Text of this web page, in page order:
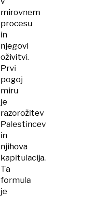
mirovnem
procesu
in
njegovi
oživitvi.
Prvi
pogoj
miru
je
razorožitev
Palestincev
in
njihova
kapitulacija.
Ta
formula
je